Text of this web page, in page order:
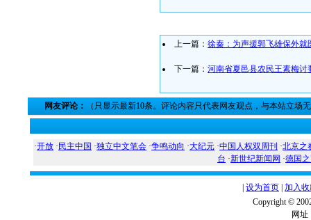
上一篇： 徐秦：为声援郭飞雄保外就
下一篇： 河南省夏邑县农民王素梅讨
网友评论： （只显示最新10条。评论内容只代表网友观点，与本站立场
·开放 · 民主中国 ·独立中文笔会 ·争鸣动向 ·大纪元 ·中国人权双周刊 ·北京之
台 ·新世纪新闻网 ·德国
设为首页 加入
Copyright ©
网址